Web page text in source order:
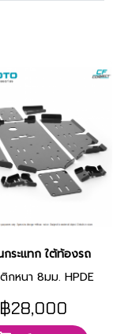
ระแทก ใต้ท้องรถ
กหนา 8มม. HPDE
฿28,000